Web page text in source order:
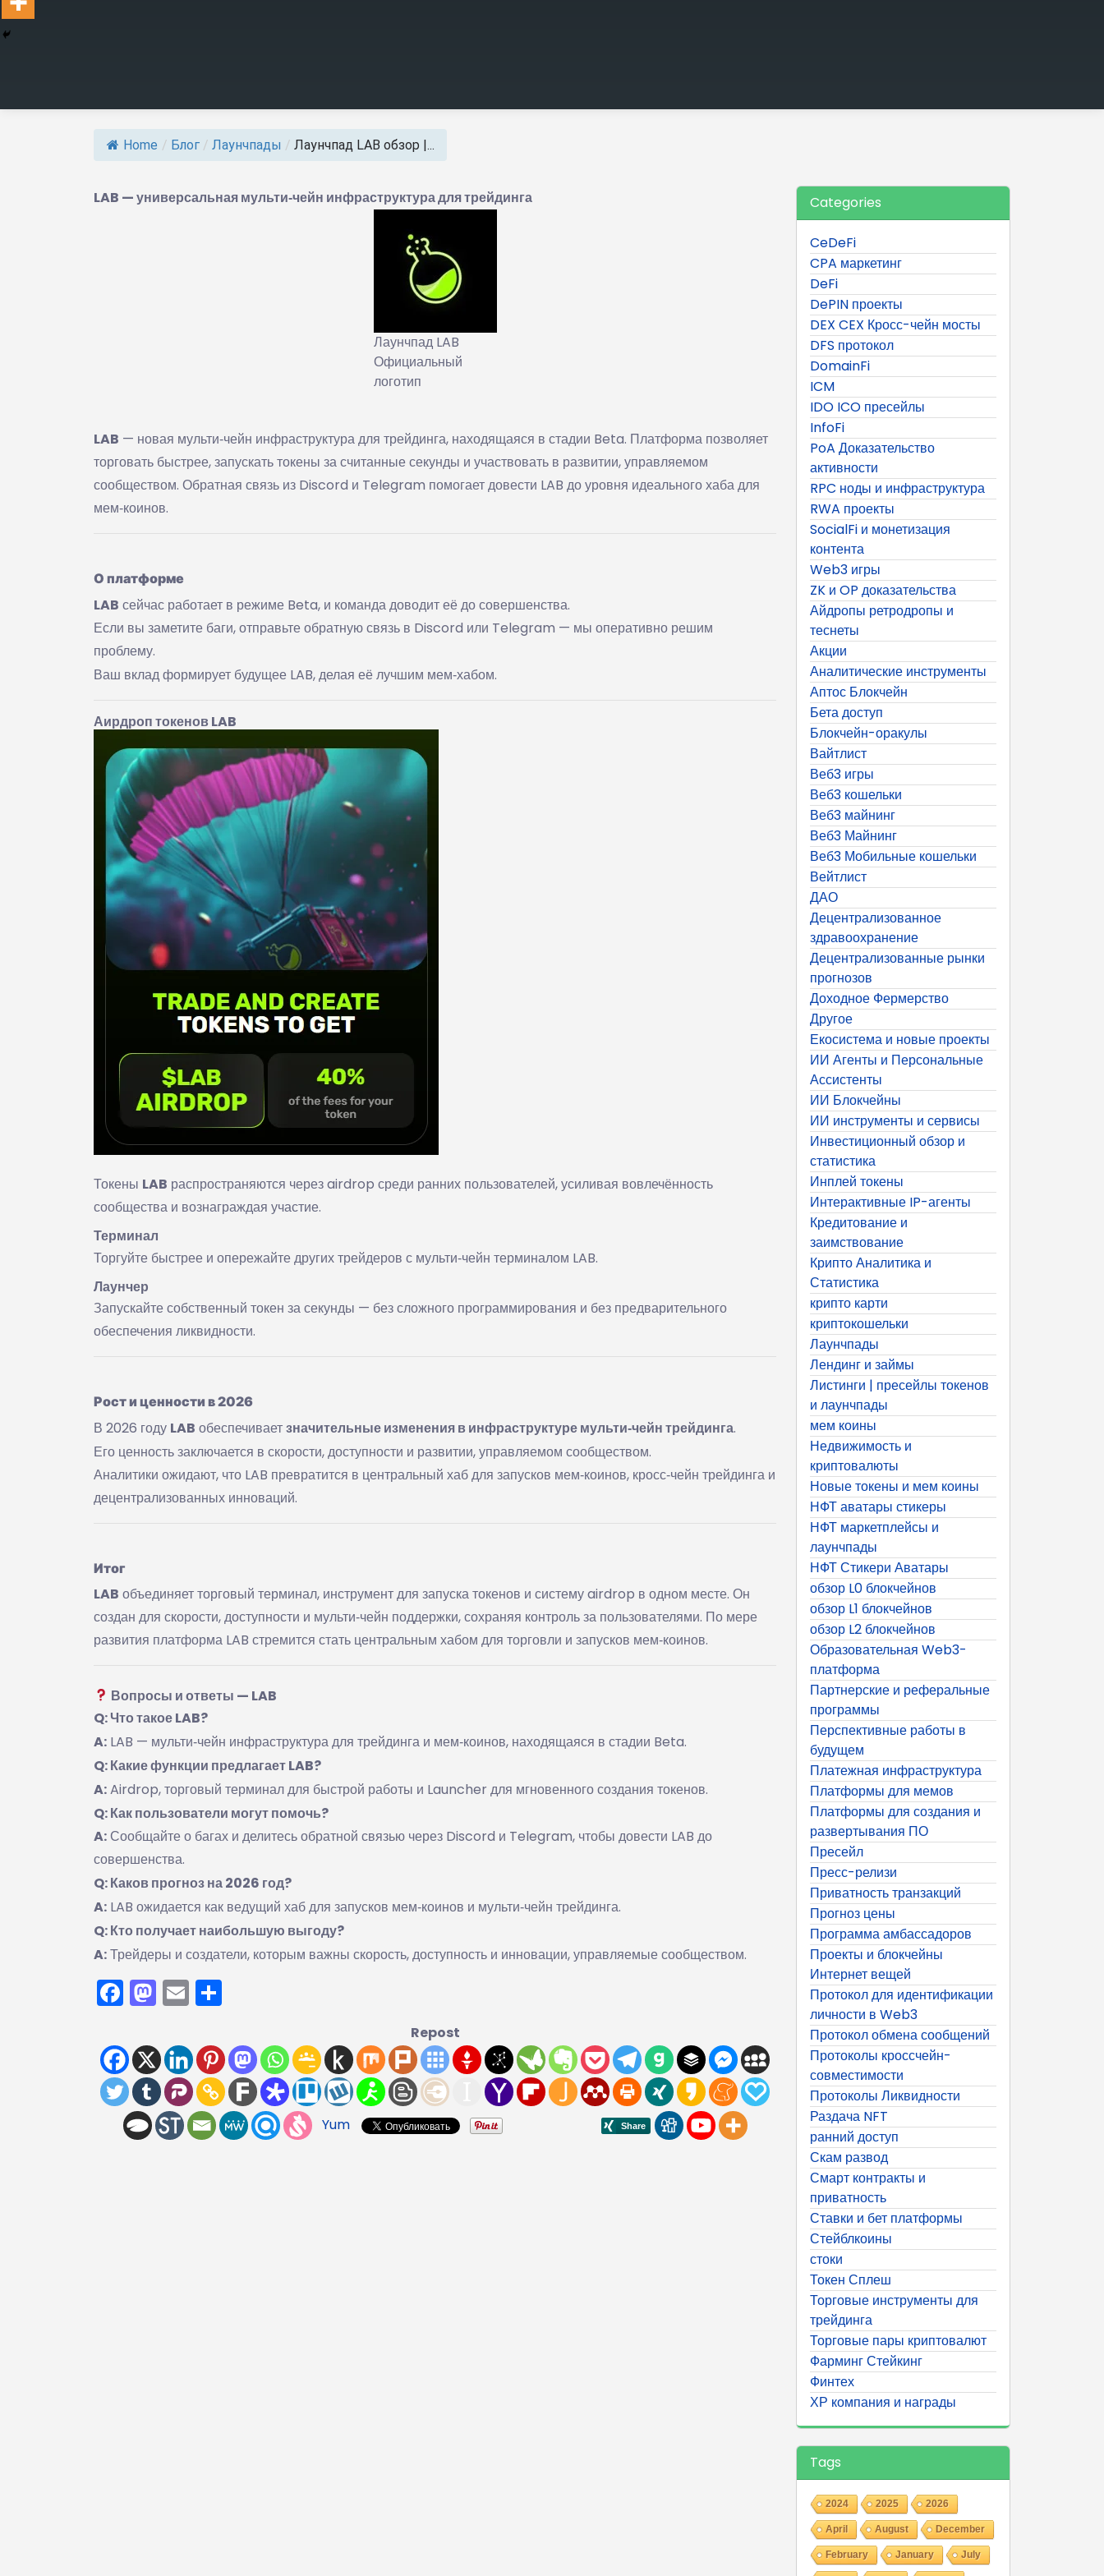
Home / Блог / Лаунчпады / Лаунчпад LAB обзор |...
LAB — универсальная мульти‑чейн инфраструктура для трейдинга
Лаунчпад LAB
Официальный
логотип
LAB — новая мульти‑чейн инфраструктура для трейдинга, находящаяся в стадии Beta. Платформа позволяет
торговать быстрее, запускать токены за считанные секунды и участвовать в развитии, управляемом
сообществом. Обратная связь из Discord и Telegram помогает довести LAB до уровня идеального хаба для
мем‑коинов.
О платформе
LAB сейчас работает в режиме Beta, и команда доводит её до совершенства.
Если вы заметите баги, отправьте обратную связь в Discord или Telegram — мы оперативно решим
проблему.
Ваш вклад формирует будущее LAB, делая её лучшим мем‑хабом.
Аирдроп токенов LAB
Токены LAB распространяются через airdrop среди ранних пользователей, усиливая вовлечённость
сообщества и вознаграждая участие.
Терминал
Торгуйте быстрее и опережайте других трейдеров с мульти‑чейн терминалом LAB.
Лаунчер
Запускайте собственный токен за секунды — без сложного программирования и без предварительного
обеспечения ликвидности.
Рост и ценности в 2026
В 2026 году LAB обеспечиваетзначительные изменения в инфраструктуре мульти‑чейн трейдинга.
Его ценность заключается в скорости, доступности и развитии, управляемом сообществом.
Аналитики ожидают, что LAB превратится в центральный хаб для запусков мем‑коинов, кросс‑чейн трейдинга и
децентрализованных инноваций.
Итог
LAB объединяет торговый терминал, инструмент для запуска токенов и систему airdrop в одном месте. Он
создан для скорости, доступности и мульти‑чейн поддержки, сохраняя контроль за пользователями. По мере
развития платформа LAB стремится стать центральным хабом для торговли и запусков мем‑коинов.
Вопросы и ответы — LAB
Q: Что такое LAB?
A: LAB — мульти‑чейн инфраструктура для трейдинга и мем‑коинов, находящаяся в стадии Beta.
Q: Какие функции предлагает LAB?
A:Airdrop, торговый терминал для быстрой работы и Launcher для мгновенного создания токенов.
Q: Как пользователи могут помочь?
A: Сообщайте о багах и делитесь обратной связью через Discord и Telegram, чтобы довести LAB до
совершенства.
Q: Каков прогноз на 2026 год?
A: LAB ожидается как ведущий хаб для запусков мем‑коинов и мульти‑чейн трейдинга.
Q: Кто получает наибольшую выгоду?
A:Трейдеры и создатели, которым важны скорость, доступность и инновации, управляемые сообществом.
Facebook
Mastodon
Email
Repost
Yum
Categories
CeDeFi
CPA маркетинг
DeFi
DePIN проекты
DEX CEX Кросс-чейн мосты
DFS протокол
DomainFi
ICM
IDO ICO пресейлы
InfoFi
PoA Доказательство
активности
RPC ноды и инфраструктура
RWA проекты
SocialFi и монетизация
контента
Web3 игры
ZK и OP доказательства
Айдропы ретродропы и
теснеты
Акции
Аналитические инструменты
Аптос Блокчейн
Бета доступ
Блокчейн-оракулы
Вайтлист
Веб3 игры
Веб3 кошельки
Веб3 майнинг
Веб3 Майнинг
Веб3 Мобильные кошельки
Вейтлист
ДАО
Децентрализованное
здравоохранение
Децентрализованные рынки
прогнозов
Доходное Фермерство
Другое
Екосистема и новые проекты
ИИ Агенты и Персональные
Ассистенты
ИИ Блокчейны
ИИ инструменты и сервисы
Инвестиционный обзор и
статистика
Инплей токены
Интерактивные IP-агенты
Кредитование и
заимствование
Крипто Аналитика и
Статистика
крипто карти
криптокошельки
Лаунчпады
Лендинг и займы
Листинги | пресейлы токенов
и лаунчпады
мем коины
Недвижимость и
криптовалюты
Новые токены и мем коины
НФТ аватары стикеры
НФТ маркетплейсы и
лаунчпады
НФТ Стикери Аватары
обзор L0 блокчейнов
обзор L1 блокчейнов
обзор L2 блокчейнов
Образовательная Web3-
платформа
Партнерские и реферальные
программы
Перспективные работы в
будущем
Платежная инфраструктура
Платформы для мемов
Платформы для создания и
развертывания ПО
Пресейл
Пресс-релизи
Приватность транзакций
Прогноз цены
Программа амбассадоров
Проекты и блокчейны
Интернет вещей
Протокол для идентификации
личности в Web3
Протокол обмена сообщений
Протоколы кроссчейн-
совместимости
Протоколы Ликвидности
Раздача NFT
ранний доступ
Скам развод
Смарт контракты и
приватность
Ставки и бет платформы
Стейблкоины
стоки
Токен Сплеш
Торговые инструменты для
трейдинга
Торговые пары криптовалют
Фарминг Стейкинг
Финтех
ХР компания и награды
Tags
2024 2025 2026
April August December
February January July